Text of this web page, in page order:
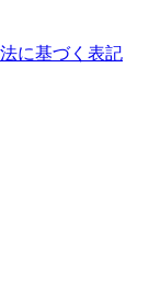
に基づく表記